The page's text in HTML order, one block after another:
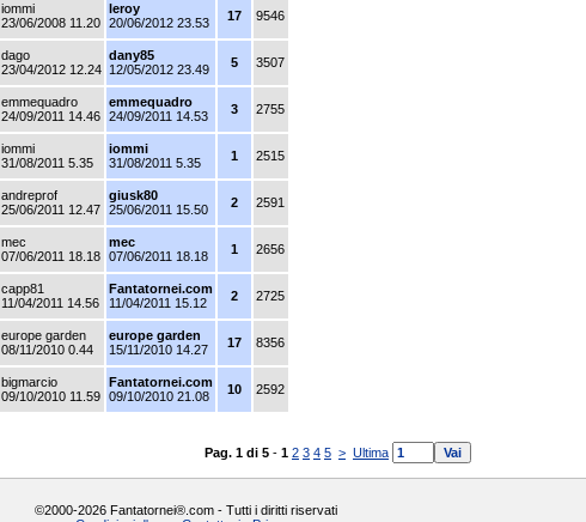
iommi
23/06/2008 11.20
leroy
20/06/2012 23.53
17 9546
dago
23/04/2012 12.24
dany85
12/05/2012 23.49
5 3507
emmequadro
24/09/2011 14.46
emmequadro
24/09/2011 14.53
3 2755
iommi
31/08/2011 5.35
iommi
31/08/2011 5.35
1 2515
andreprof
25/06/2011 12.47
giusk80
25/06/2011 15.50
2 2591
mec
07/06/2011 18.18
mec
07/06/2011 18.18
1 2656
capp81
11/04/2011 14.56
Fantatornei.com
11/04/2011 15.12
2 2725
europe garden
08/11/2010 0.44
europe garden
15/11/2010 14.27
17 8356
bigmarcio
09/10/2010 11.59
Fantatornei.com
09/10/2010 21.08
10 2592
Pag. 1 di 5 - 1 2 3 4 5 > Ultima
©2000-2026 Fantatornei®.com - Tutti i diritti riservati